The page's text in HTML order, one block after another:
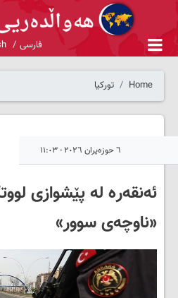
فارسی
Home تورکیا
٦ حوزەیران ٢٠٢٦ - ١١:٠٣
ئەنقەرە لە پێشوازی
«ناوچەی سوور»